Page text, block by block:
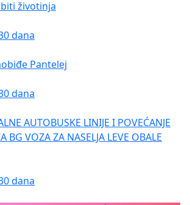
životinja
dana
Pantelej
dana
AUTOBUSKE LINIJE I POVEĆANJE
BG VOZA ZA NASELJA LEVE OBALE
dana